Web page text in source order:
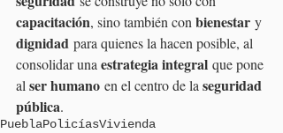
capacitación, sino también con bienestar y
dignidad para quienes la hacen posible, al
consolidar una estrategia integral que pone
al ser humano en el centro de la seguridad
pública.
PueblaPolicíasVivienda